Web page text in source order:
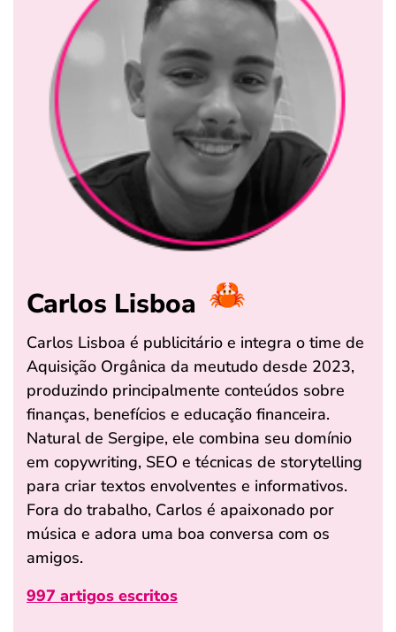
Carlos Lisboa
Carlos Lisboa é publicitário e integra o time de
Aquisição Orgânica da meutudo desde 2023,
produzindo principalmente conteúdos sobre
finanças, benefícios e educação financeira.
Natural de Sergipe, ele combina seu domínio
em copywriting, SEO e técnicas de storytelling
para criar textos envolventes e informativos.
Fora do trabalho, Carlos é apaixonado por
música e adora uma boa conversa com os
amigos.
997 artigos escritos